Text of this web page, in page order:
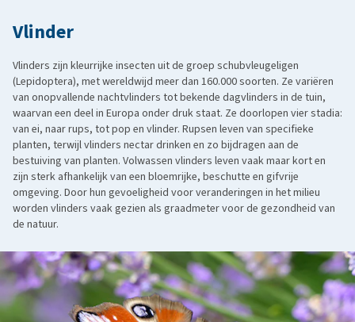
Vlinder
Vlinders zijn kleurrijke insecten uit de groep schubvleugeligen
(Lepidoptera), met wereldwijd meer dan 160.000 soorten. Ze variëren
van onopvallende nachtvlinders tot bekende dagvlinders in de tuin,
waarvan een deel in Europa onder druk staat. Ze doorlopen vier stadia:
van ei, naar rups, tot pop en vlinder. Rupsen leven van specifieke
planten, terwijl vlinders nectar drinken en zo bijdragen aan de
bestuiving van planten. Volwassen vlinders leven vaak maar kort en
zijn sterk afhankelijk van een bloemrijke, beschutte en gifvrije
omgeving. Door hun gevoeligheid voor veranderingen in het milieu
worden vlinders vaak gezien als graadmeter voor de gezondheid van
de natuur.